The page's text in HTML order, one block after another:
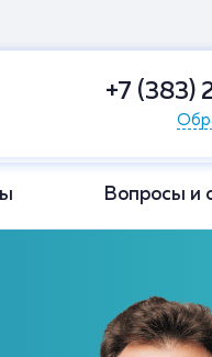
+7 (383)
Вопросы и